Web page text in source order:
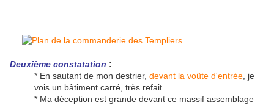
Deuxième constatation :
* En sautant de mon destrier, devant la voûte d'entrée , je
vois un bâtiment carré, très refait.
* Ma déception est grande devant ce massif assemblage